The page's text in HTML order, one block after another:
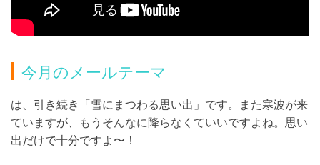
今月のメールテーマ
は、引き続き「雪にまつわる思い出」です。また寒波が来
ていますが、もうそんなに降らなくていいですよね。思い
出だけで十分ですよ〜！